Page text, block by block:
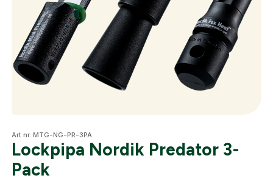
Måltavlor
Vapen
Optik
Art nr. MTG-NG-PR-3PA
Lockpipa Nordik Predator 3-
Pack